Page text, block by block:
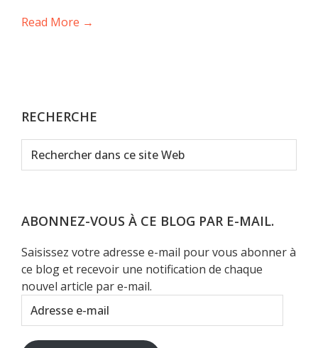
Read More →
RECHERCHE
Rechercher
dans
Web
ABONNEZ-VOUS À CE BLOG PAR E-MAIL.
Saisissez votre adresse e-mail pour vous abonner à
ce blog et recevoir une notification de chaque
nouvel article par e-mail.
Adresse
e-
mail